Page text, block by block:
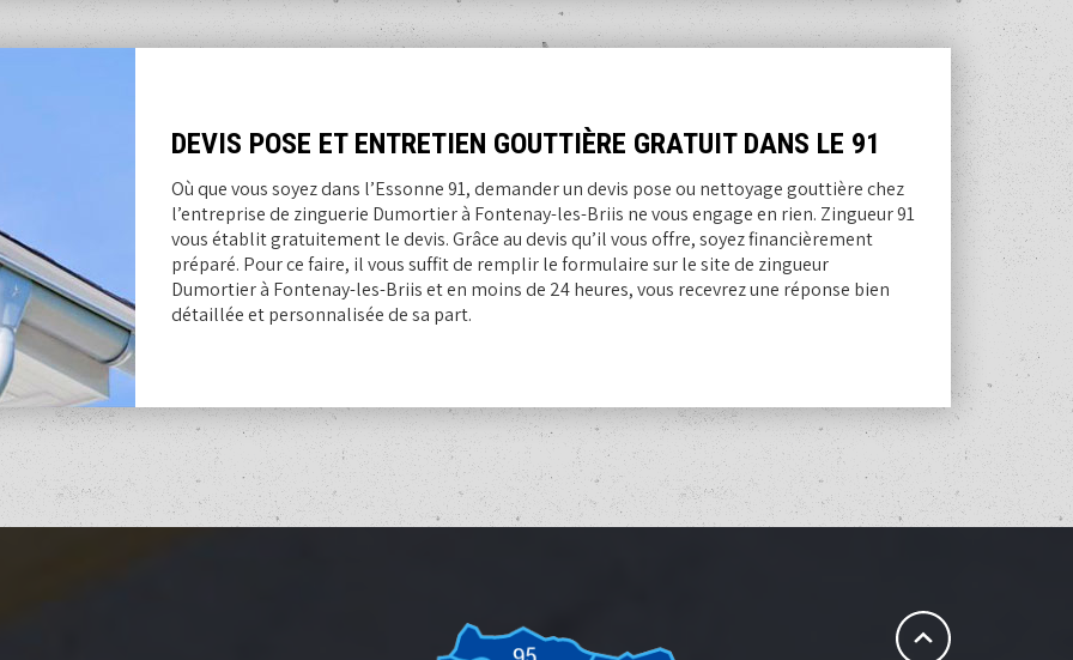
DEVIS POSE ET ENTRETIEN GOUTTIÈRE GRATUIT DANS LE 91
Où que vous soyez dans l’Essonne 91, demander un devis pose ou nettoyage gouttière chez
l’entreprise de zinguerie Dumortier à Fontenay-les-Briis ne vous engage en rien. Zingueur 91
vous établit gratuitement le devis. Grâce au devis qu’il vous offre, soyez financièrement
préparé. Pour ce faire, il vous suffit de remplir le formulaire sur le site de zingueur
Dumortier à Fontenay-les-Briis et en moins de 24 heures, vous recevrez une réponse bien
détaillée et personnalisée de sa part.